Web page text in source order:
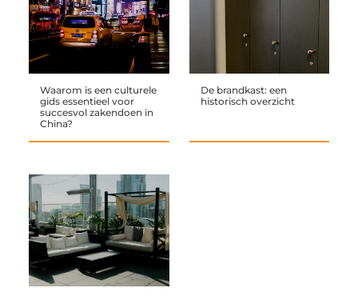
Waarom is een culturele
gids essentieel voor
succesvol zakendoen in
China?
De brandkast: een
historisch overzicht